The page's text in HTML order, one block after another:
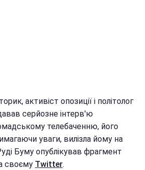
активіст опозиції і політолог
серйозне інтерв'ю
телебаченню, його
уваги, вилізла йому на
Буму опублікував фрагмент
своєму Twitter.